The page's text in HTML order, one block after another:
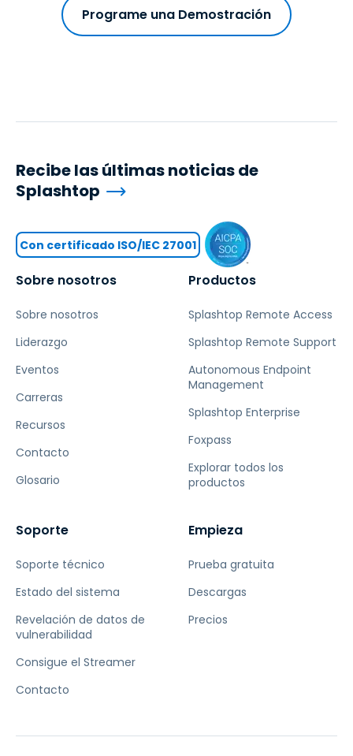
Programe una Demostración
Sobre nosotros
Sobre nosotros
Liderazgo
Eventos
Carreras
Recursos
Contacto
Glosario
Productos
Splashtop Remote Access
Splashtop Remote Support
Autonomous Endpoint
Management
Splashtop Enterprise
Foxpass
Explorar todos los
productos
Soporte
Soporte técnico
Estado del sistema
Revelación de datos de
vulnerabilidad
Consigue el Streamer
Contacto
Empieza
Prueba gratuita
Descargas
Precios
Recibe las últimas noticias de
Splashtop
Con certificado ISO/IEC 27001